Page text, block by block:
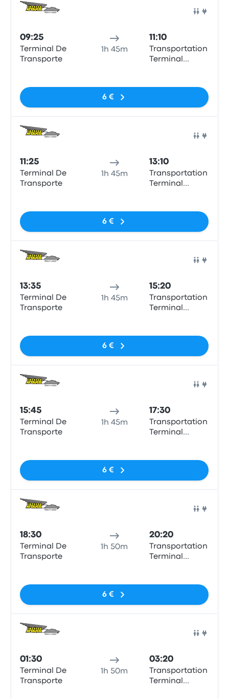
09:25
Terminal De
Transporte
1h 45m
11:10
Transportation
Terminal
6 €
11:25
Terminal De
Transporte
1h 45m
13:10
Transportation
Terminal
6 €
13:35
Terminal De
Transporte
1h 45m
15:20
Transportation
Terminal
6 €
15:45
Terminal De
Transporte
1h 45m
17:30
Transportation
Terminal
6 €
18:30
Terminal De
Transporte
1h 50m
20:20
Transportation
Terminal
6 €
01:30
Terminal De
Transporte
1h 50m
03:20
Transportation
Terminal